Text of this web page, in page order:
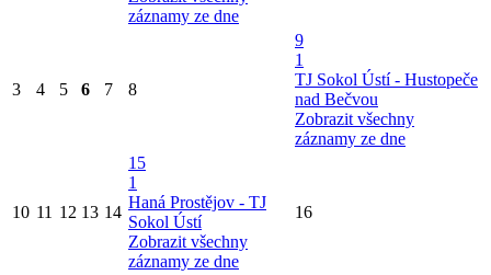
záznamy ze dne
3 4 5 6 7 8
9
1
TJ Sokol Ústí - Hustopeče
nad Bečvou
Zobrazit všechny
záznamy ze dne
10 11 12 13 14
15
1
Haná Prostějov - TJ
Sokol Ústí
Zobrazit všechny
záznamy ze dne
16